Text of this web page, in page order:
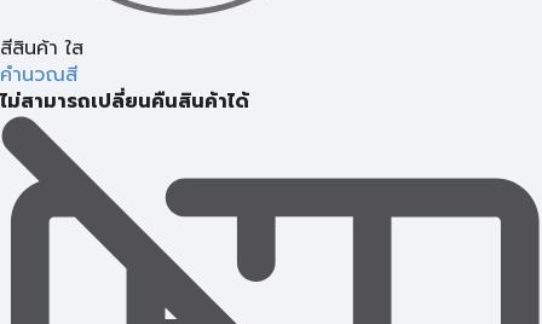
สีสินค้า ใส
คำนวณสี
ไม่สามารถเปลี่ยนคืนสินค้าได้